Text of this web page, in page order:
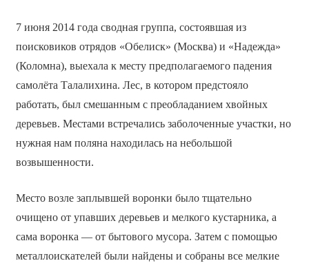
7 июня 2014 года сводная группа, состоявшая из
поисковиков отрядов «Обелиск» (Москва) и «Надежда»
(Коломна), выехала к месту предполагаемого падения
самолёта Талалихина. Лес, в котором предстояло
работать, был смешанным с преобладанием хвойных
деревьев. Местами встречались заболоченные участки, но
нужная нам поляна находилась на небольшой
возвышенности.
Место возле заплывшей воронки было тщательно
очищено от упавших деревьев и мелкого кустарника, а
сама воронка — от бытового мусора. Затем с помощью
металлоискателей были найдены и собраны все мелкие